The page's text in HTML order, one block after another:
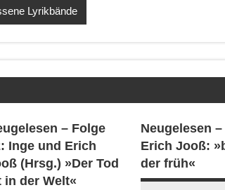
Lyrikbände
– Folge
Inge und Erich
(Hrsg.) »Der Tod
in der Welt«
Neugelesen
Erich Jooß:
der früh«